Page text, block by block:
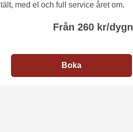
med el och full service året om.
Från 260 kr/dygn
Boka